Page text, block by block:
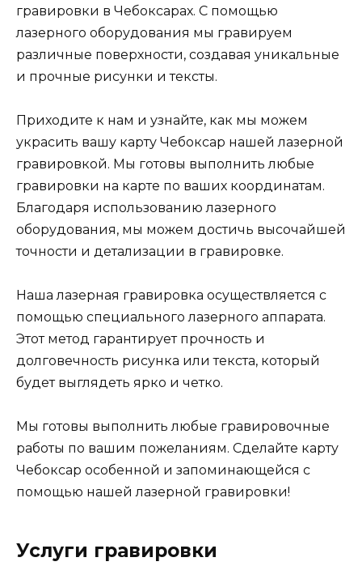
гравировки в Чебоксарах. С помощью
лазерного оборудования мы гравируем
различные поверхности, создавая уникальные
и прочные рисунки и тексты.
Приходите к нам и узнайте, как мы можем
украсить вашу карту Чебоксар нашей лазерной
гравировкой. Мы готовы выполнить любые
гравировки на карте по ваших координатам.
Благодаря использованию лазерного
оборудования, мы можем достичь высочайшей
точности и детализации в гравировке.
Наша лазерная гравировка осуществляется с
помощью специального лазерного аппарата.
Этот метод гарантирует прочность и
долговечность рисунка или текста, который
будет выглядеть ярко и четко.
Мы готовы выполнить любые гравировочные
работы по вашим пожеланиям. Сделайте карту
Чебоксар особенной и запоминающейся с
помощью нашей лазерной гравировки!
Услуги гравировки